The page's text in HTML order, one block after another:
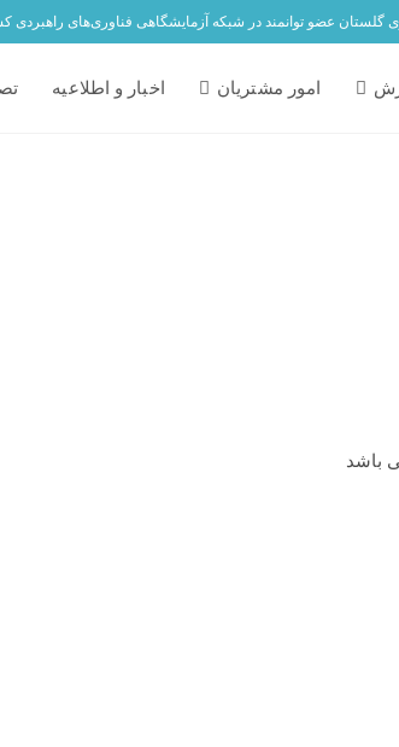
گلستان عضو توانمند در شبکه آزمایشگاهی فناوری‌های راهبردی
امور مشتریان اخبار و اطلاعیه